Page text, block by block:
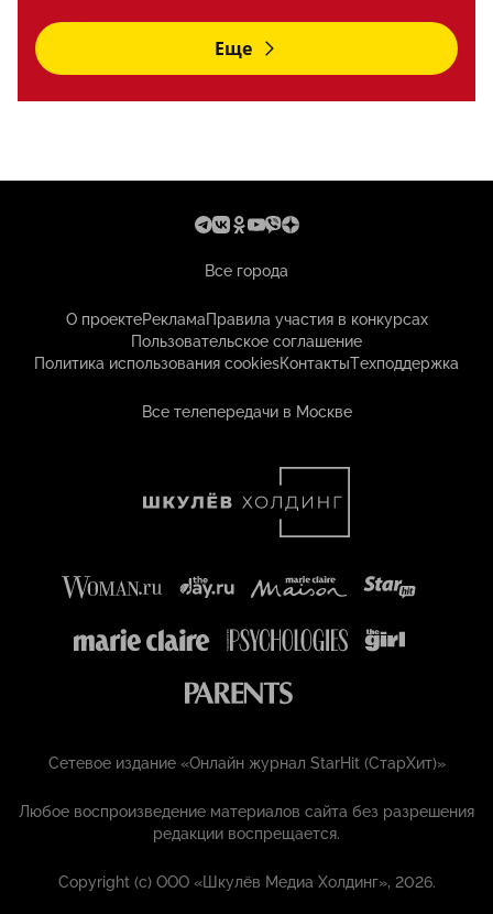
Еще
Все города
О проектеРекламаПравила участия в конкурсах
Пользовательское соглашение
Политика использования cookiesКонтактыТехподдержка
Все телепередачи в Москве
Сетевое издание «Онлайн журнал StarHit (СтарХит)»
Любое воспроизведение материалов сайта без разрешения
редакции воспрещается.
Copyright (с) ООО «Шкулёв Медиа Холдинг», 2026.